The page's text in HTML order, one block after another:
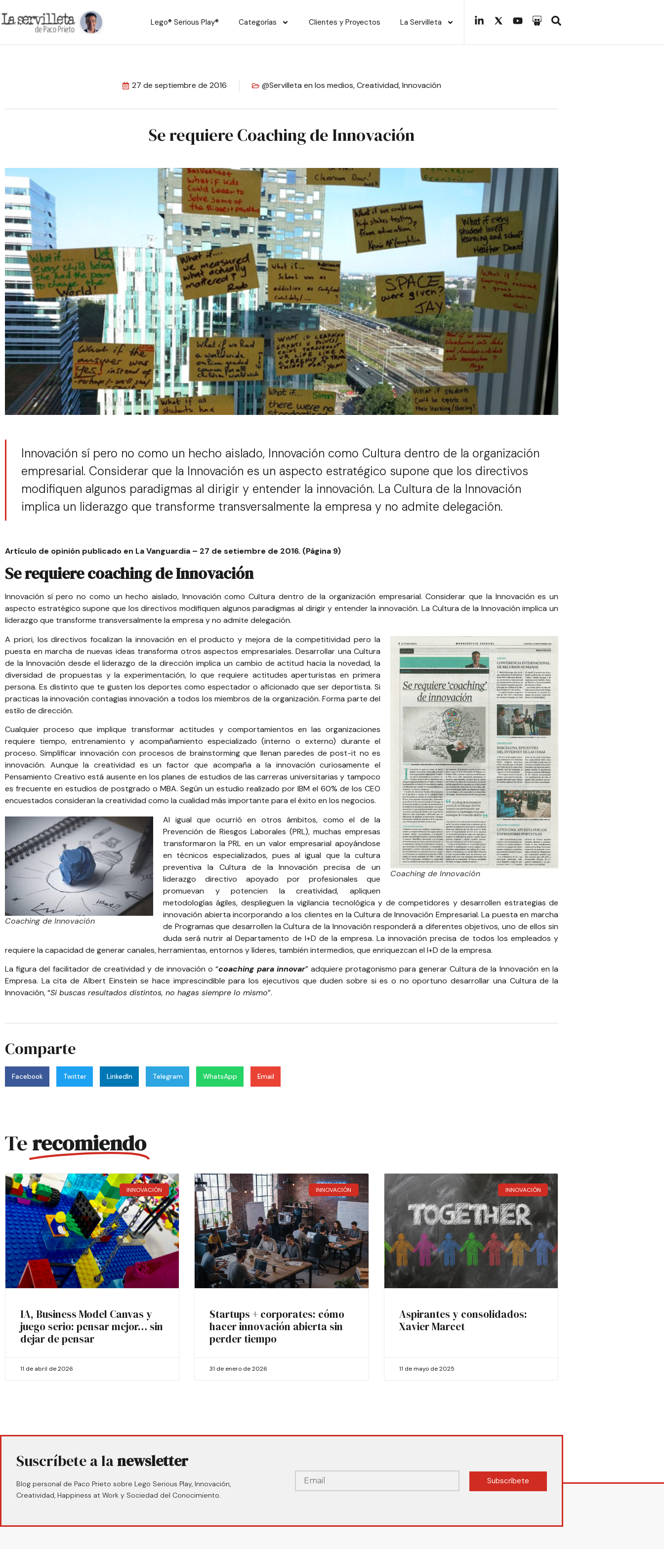
Lego® Serious Play® Categorías Clientes y Proyectos La Servilleta
27 de septiembre de 2016 @Servilleta en los medios,Creatividad,Innovación
Se requiere Coaching de Innovación
Innovación sí pero no como un hecho aislado, Innovación como Cultura dentro de la organización
empresarial. Considerar que la Innovación es un aspecto estratégico supone que los directivos
modifiquen algunos paradigmas al dirigir y entender la innovación. La Cultura de la Innovación
implica un liderazgo que transforme transversalmente la empresa y no admite delegación.
Artículo de opinión publicado en La Vanguardia – 27 de setiembre de 2016. (Página 9)
Se requiere coaching de Innovación
Innovación sí pero no como un hecho aislado, Innovación como Cultura dentro de la organización empresarial. Considerar que la Innovación es un
aspecto estratégico supone que los directivos modifiquen algunos paradigmas al dirigir y entender la innovación. La Cultura de la Innovación implica un
liderazgo que transforme transversalmente la empresa y no admite delegación.
Coaching de Innovación
A priori, los directivos focalizan la innovación en el producto y mejora de la competitividad pero la
puesta en marcha de nuevas ideas transforma otros aspectos empresariales. Desarrollar una Cultura
de la Innovación desde el liderazgo de la dirección implica un cambio de actitud hacia la novedad, la
diversidad de propuestas y la experimentación, lo que requiere actitudes aperturistas en primera
persona. Es distinto que te gusten los deportes como espectador o aficionado que ser deportista. Si
practicas la innovación contagias innovación a todos los miembros de la organización. Forma parte del
estilo de dirección.
Cualquier proceso que implique transformar actitudes y comportamientos en las organizaciones
requiere tiempo, entrenamiento y acompañamiento especializado (interno o externo) durante el
proceso. Simplificar innovación con procesos de brainstorming que llenan paredes de post-it no es
innovación. Aunque la creatividad es un factor que acompaña a la innovación curiosamente el
Pensamiento Creativo está ausente en los planes de estudios de las carreras universitarias y tampoco
es frecuente en estudios de postgrado o MBA. Según un estudio realizado por IBM el 60% de los CEO
encuestados consideran la creatividad como la cualidad más importante para el éxito en los negocios.
Coaching de Innovación
Al igual que ocurrió en otros ámbitos, como el de la
Prevención de Riesgos Laborales (PRL), muchas empresas
transformaron la PRL en un valor empresarial apoyándose
en técnicos especializados, pues al igual que la cultura
preventiva la Cultura de la Innovación precisa de un
liderazgo directivo apoyado por profesionales que
promuevan y potencien la creatividad, apliquen
metodologías ágiles, desplieguen la vigilancia tecnológica y de competidores y desarrollen estrategias de
innovación abierta incorporando a los clientes en la Cultura de Innovación Empresarial. La puesta en marcha
de Programas que desarrollen la Cultura de la Innovación responderá a diferentes objetivos, uno de ellos sin
duda será nutrir al Departamento de I+D de la empresa. La innovación precisa de todos los empleados y
requiere la capacidad de generar canales, herramientas, entornos y líderes, también intermedios, que enriquezcan el I+D de la empresa.
La figura del facilitador de creatividad y de innovación o “coaching para innovar” adquiere protagonismo para generar Cultura de la Innovación en la
Empresa. La cita de Albert Einstein se hace imprescindible para los ejecutivos que duden sobre si es o no oportuno desarrollar una Cultura de la
Innovación, “Si buscas resultados distintos, no hagas siempre lo mismo”.
Comparte
Facebook Twitter LinkedIn Telegram WhatsApp Email
Terecomiendo
INNOVACIÓN
IA, Business Model Canvas y
juego serio: pensar mejor… sin
dejar de pensar
11 de abril de 2026
INNOVACIÓN
Startups + corporates: cómo
hacer innovación abierta sin
perder tiempo
31 de enero de 2026
INNOVACIÓN
Aspirantes y consolidados:
Xavier Marcet
11 de mayo de 2025
Suscríbete a lanewsletter
Blog personal de Paco Prieto sobre Lego Serious Play, Innovación,
Creatividad, Happiness at Work y Sociedad del Conocimiento.
Subscríbete